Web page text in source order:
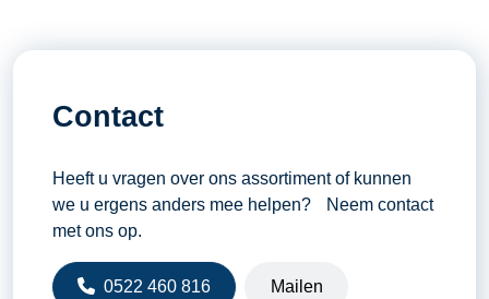
Contact
Heeft u vragen over ons assortiment of kunnen
we u ergens anders mee helpen? Neem contact
met ons op.
0522 460 816 Mailen